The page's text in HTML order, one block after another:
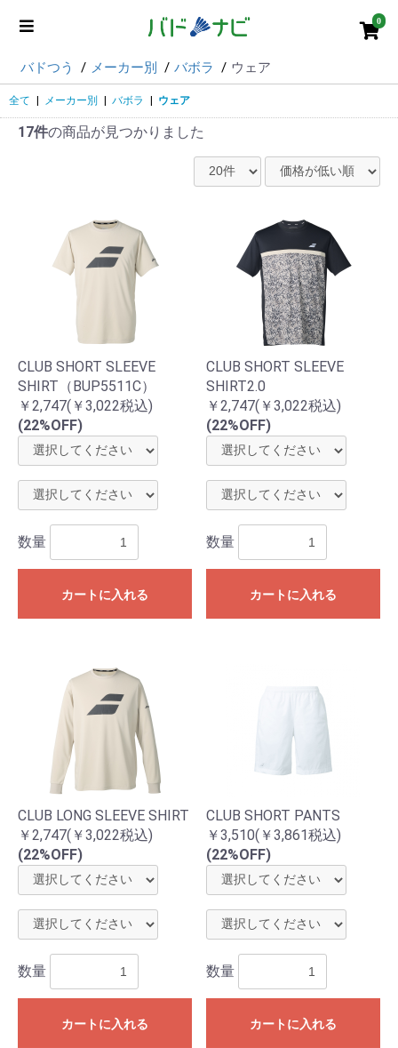
0
バドつう メーカー別 バボラ ウェア
全て メーカー別 バボラ ウェア
17件の商品が見つかりました
CLUB SHORT SLEEVE
SHIRT（BUP5511C）
￥2,747(￥3,022税込)
(22%OFF)
数量
カートに入れる
CLUB SHORT SLEEVE
SHIRT2.0
￥2,747(￥3,022税込)
(22%OFF)
数量
カートに入れる
CLUB LONG SLEEVE SHIRT
￥2,747(￥3,022税込)
(22%OFF)
数量
カートに入れる
CLUB SHORT PANTS
￥3,510(￥3,861税込)
(22%OFF)
数量
カートに入れる